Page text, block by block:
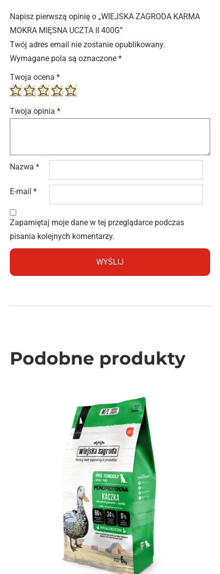
Napisz pierwszą opinię o „WIEJSKA ZAGRODA KARMA
MOKRA MIĘSNA UCZTA II 400G”
Twój adres email nie zostanie opublikowany.
Wymagane pola są oznaczone *
Twoja ocena *
Twoja opinia *
Nazwa *
E-mail *
Zapamiętaj moje dane w tej przeglądarce podczas
pisania kolejnych komentarzy.
Podobne produkty